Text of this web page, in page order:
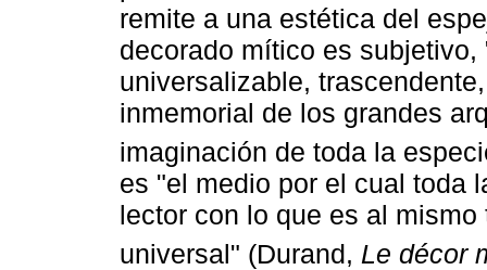
remite a una estética del
decorado mítico es
universalizable,
inmemorial de los grandes
imaginación de toda la
es "el medio por el cual toda
lector con lo que es al
universal" (Durand, Le décor